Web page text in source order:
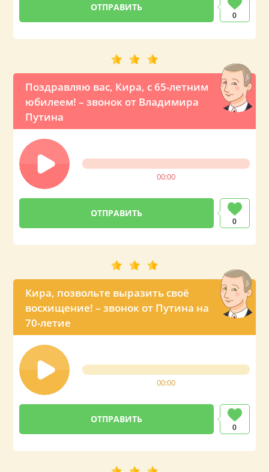
0
Поздравляю вас, Кира, с 65-летним
юбилеем! – звонок от Владимира
Путина
00:00
0
Кира, позвольте выразить своё
восхищение! – звонок от Путина на
70-летие
00:00
0